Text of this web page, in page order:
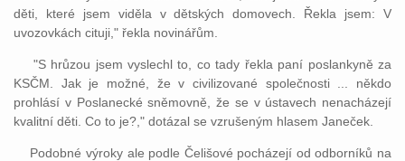
děti, které jsem viděla v dětských domovech. Řekla jsem: V
uvozovkách cituji," řekla novinářům.
"S hrůzou jsem vyslechl to, co tady řekla paní poslankyně za
KSČM. Jak je možné, že v civilizované společnosti ... někdo
prohlásí v Poslanecké sněmovně, že se v ústavech nenacházejí
kvalitní děti. Co to je?," dotázal se vzrušeným hlasem Janeček.
Podobné výroky ale podle Čelišové pocházejí od odborníků na